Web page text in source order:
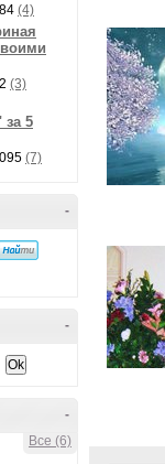
(4)
(3)
за 5
(7)
-
-
-
Все (6)